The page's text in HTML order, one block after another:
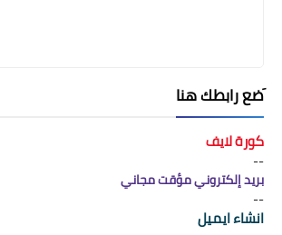
َضع رابطك هنا
كورة لايف
--
بريد إلكتروني مؤقت مجاني
--
انشاء ايميل